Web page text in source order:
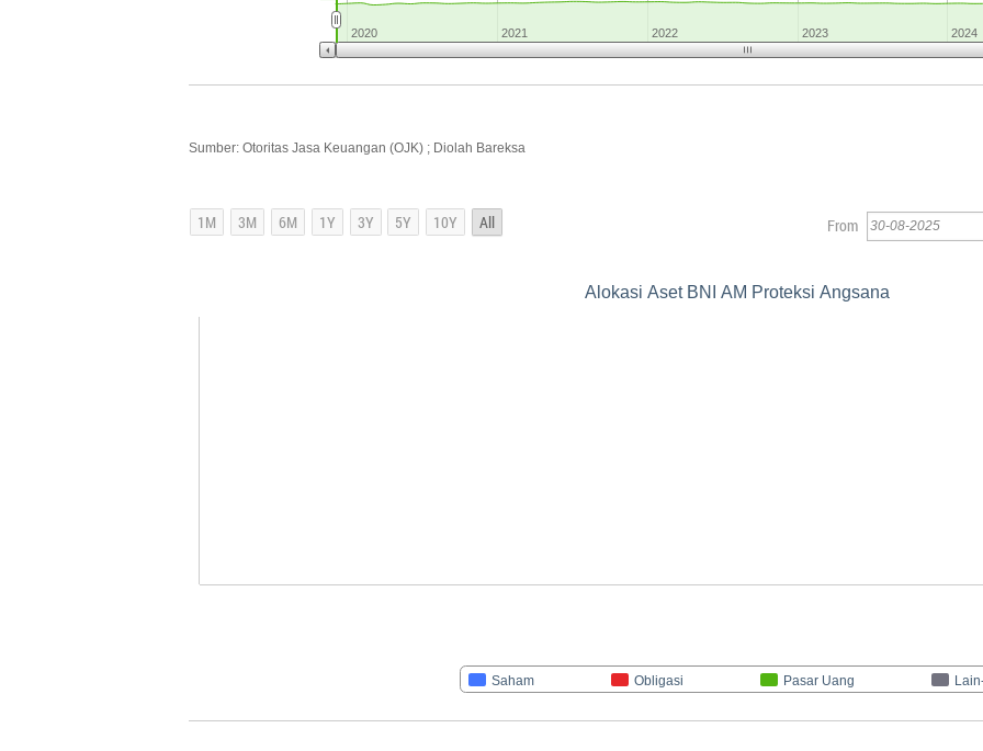
2020 2021 2022 2023 2024
Sumber: Otoritas Jasa Keuangan (OJK) ; Diolah Bareksa
From
Alokasi Aset BNI AM Proteksi Angsana
Saham Obligasi Pasar Uang